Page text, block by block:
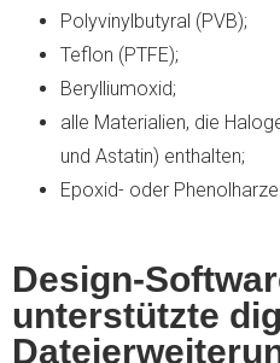
Polyvinylbutyral (PVB);
Teflon (PTFE);
Berylliumoxid;
alle Materialien, die
und Astatin) enthalten;
Epoxid- oder Phenolharze.
Design-
unterstützte